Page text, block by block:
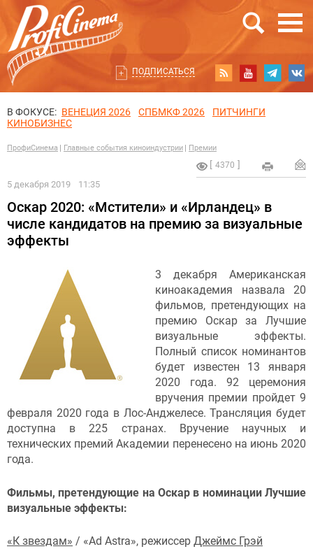
ПОДПИСАТЬСЯ
В ФОКУСЕ: ВЕНЕЦИЯ 2026 СПБМКФ 2026
ПИТЧИНГИ
КИНОБИЗНЕС
ПрофиСинема Главные события киноиндустрии Премии
4370
5 декабря 2019 11:35
Оскар 2020: «Мстители» и «Ирландец» в
числе кандидатов на премию за визуальные
эффекты
3 декабря Американская
киноакадемия назвала 20
фильмов, претендующих на
премию Оскар за Лучшие
визуальные эффекты.
Полный список номинантов
будет известен 13 января
2020 года. 92 церемония
вручения премии пройдет 9
февраля 2020 года в Лос-Анджелесе. Трансляция будет
доступна в 225 странах. Вручение научных и
технических премий Академии перенесено на июнь 2020
года.
Фильмы, претендующие на Оскар в номинации Лучшие
визуальные эффекты:
«К звездам» / «Ad Astra», режиссер Джеймс Грэй